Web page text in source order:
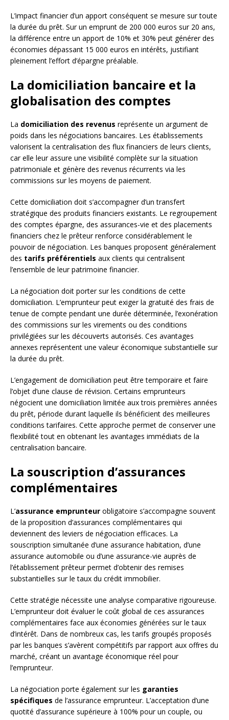
L’impact financier d’un apport conséquent se mesure sur toute
la durée du prêt. Sur un emprunt de 200 000 euros sur 20 ans,
la différence entre un apport de 10% et 30% peut générer des
économies dépassant 15 000 euros en intérêts, justifiant
pleinement l’effort d’épargne préalable.
La domiciliation bancaire et la
globalisation des comptes
La domiciliation des revenus représente un argument de
poids dans les négociations bancaires. Les établissements
valorisent la centralisation des flux financiers de leurs clients,
car elle leur assure une visibilité complète sur la situation
patrimoniale et génère des revenus récurrents via les
commissions sur les moyens de paiement.
Cette domiciliation doit s’accompagner d’un transfert
stratégique des produits financiers existants. Le regroupement
des comptes épargne, des assurances-vie et des placements
financiers chez le prêteur renforce considérablement le
pouvoir de négociation. Les banques proposent généralement
des tarifs préférentiels aux clients qui centralisent
l’ensemble de leur patrimoine financier.
La négociation doit porter sur les conditions de cette
domiciliation. L’emprunteur peut exiger la gratuité des frais de
tenue de compte pendant une durée déterminée, l’exonération
des commissions sur les virements ou des conditions
privilégiées sur les découverts autorisés. Ces avantages
annexes représentent une valeur économique substantielle sur
la durée du prêt.
L’engagement de domiciliation peut être temporaire et faire
l’objet d’une clause de révision. Certains emprunteurs
négocient une domiciliation limitée aux trois premières années
du prêt, période durant laquelle ils bénéficient des meilleures
conditions tarifaires. Cette approche permet de conserver une
flexibilité tout en obtenant les avantages immédiats de la
centralisation bancaire.
La souscription d’assurances
complémentaires
L’assurance emprunteur obligatoire s’accompagne souvent
de la proposition d’assurances complémentaires qui
deviennent des leviers de négociation efficaces. La
souscription simultanée d’une assurance habitation, d’une
assurance automobile ou d’une assurance-vie auprès de
l’établissement prêteur permet d’obtenir des remises
substantielles sur le taux du crédit immobilier.
Cette stratégie nécessite une analyse comparative rigoureuse.
L’emprunteur doit évaluer le coût global de ces assurances
complémentaires face aux économies générées sur le taux
d’intérêt. Dans de nombreux cas, les tarifs groupés proposés
par les banques s’avèrent compétitifs par rapport aux offres du
marché, créant un avantage économique réel pour
l’emprunteur.
La négociation porte également sur les garanties
spécifiques de l’assurance emprunteur. L’acceptation d’une
quotité d’assurance supérieure à 100% pour un couple, ou